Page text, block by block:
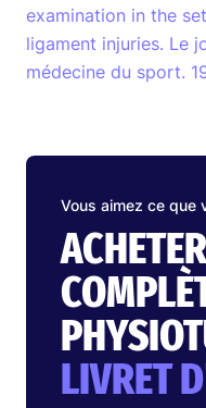
examination in the
ligament injuries. Le
médecine du sport.
Vous aimez ce que
LIVRET